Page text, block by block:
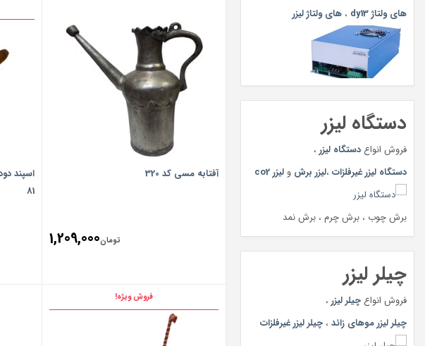
های ولتاژ dy13
، های ولتاژ لیزر
دستگاه لیزر
فروش انواع دستگاه لیزر ،
دستگاه لیزر غیرفلزات ،لیزر برش و لیزر co2
برش چوب ، برش چرم ، برش نمد
چیلر لیزر
فروش انواع چیلر لیزر ،
چیلر لیزر موهای زائد ، چیلر لیزر غیرفلزات
آفتابه مسی کد 320
تومان1,209,000
اسپند
81
فروش ویژه!